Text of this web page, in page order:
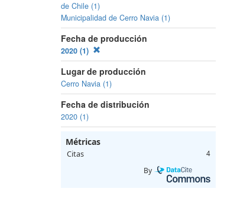
de Chile (1)
Municipalidad de Cerro Navia (1)
Fecha de producción
2020 (1)
Lugar de producción
Cerro Navia (1)
Fecha de distribución
2020 (1)
Métricas
Citas 4
By